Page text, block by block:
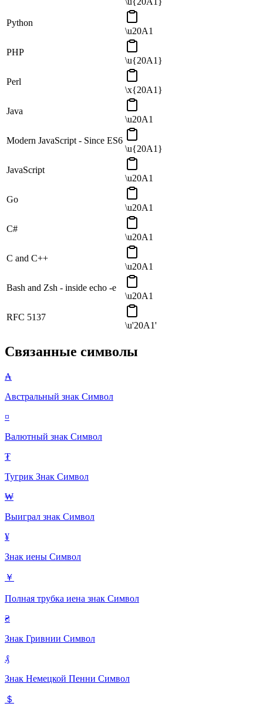
Python
\u20A1
PHP
\u{20A1}
Perl
\x{20A1}
Java
\u20A1
Modern JavaScript - Since ES6
\u{20A1}
JavaScript
\u20A1
Go
\u20A1
C#
\u20A1
C and C++
\u20A1
Bash and Zsh - inside echo -e
\u20A1
RFC 5137
\u'20A1'
Связанные символы
₳
Австральный знак Символ
¤
Валютный знак Символ
₮
Тугрик Знак Символ
₩
Выиграл знак Символ
¥
Знак иены Символ
￥
Полная трубка иена знак Символ
₴
Знак Гривнии Символ
₰
Знак Немецкой Пенни Символ
＄